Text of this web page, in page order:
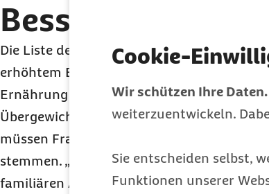
Cookie-
Wir schützen Ihre Daten.
weiterzuentwickeln.
Sie entscheiden selbst,
Funktionen unserer
Besser vorbeugen
Die Liste der Risikofaktoren für einen
erhöhtem Blutdruck, Diabetes,
Ernährung bis hin zu erblicher
Übergewicht. Wird Männern oft beruflicher
müssen Frauen häufig eine
stemmen. „Frauen übernehmen meist die
familiären Angelegenheiten, versorgen